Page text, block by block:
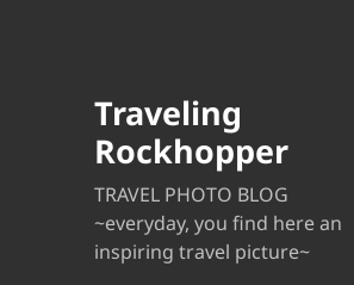
Traveling
Rockhopper
TRAVEL PHOTO BLOG
~everyday, you find here an
inspiring travel picture~